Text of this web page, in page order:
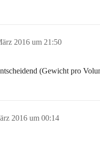
2016 um 21:50
(Gewicht pro
2016 um 00:14